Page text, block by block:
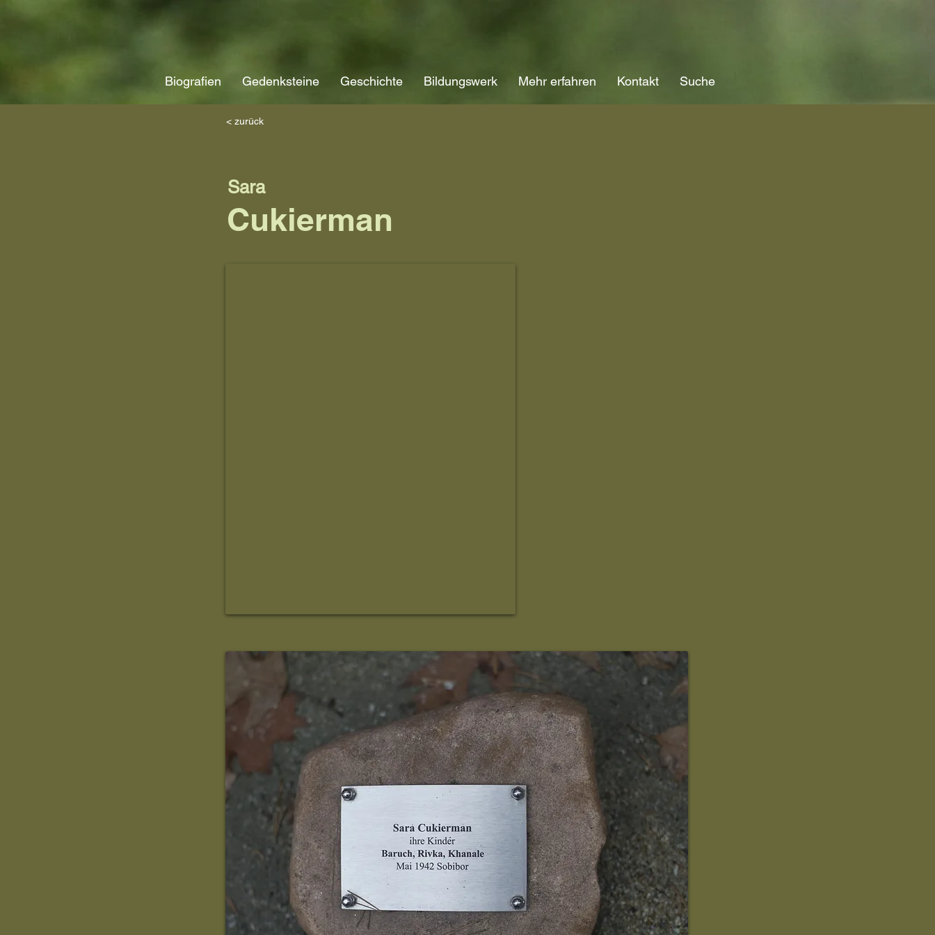
Biografien Gedenksteine Geschichte Bildungswerk Mehr erfahren Kontakt Suche
< zurück
Cukierman
Sara